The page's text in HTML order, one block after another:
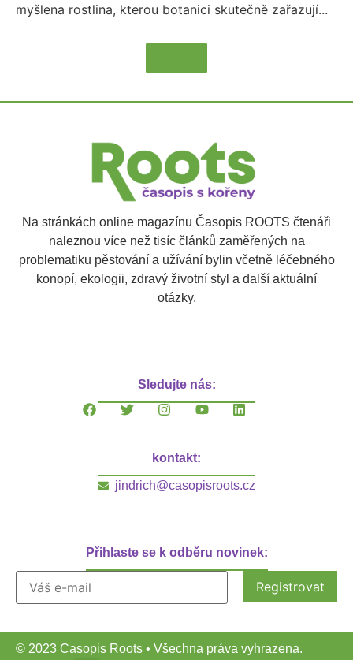
myšlena rostlina, kterou botanici skutečně zařazují...
Na stránkách online magazínu Časopis ROOTS čtenáři
naleznou více než tisíc článků zaměřených na
problematiku pěstování a užívání bylin včetně léčebného
konopí, ekologii, zdravý životní styl a další aktuální
otázky.
Sledujte nás:
kontakt:
jindrich@casopisroots.cz
Přihlaste se k odběru novinek:
© 2023 Casopis Roots • Všechna práva vyhrazena.